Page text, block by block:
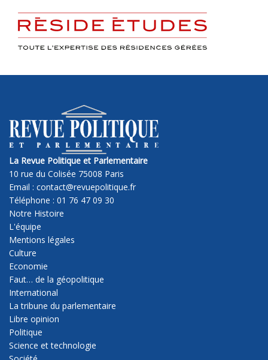
La Revue Politique et Parlementaire
10 rue du Colisée 75008 Paris
Email : contact@revuepolitique.fr
Téléphone : 01 76 47 09 30
Notre Histoire
L'équipe
Mentions légales
Culture
Economie
Faut… de la géopolitique
International
La tribune du parlementaire
Libre opinion
Politique
Science et technologie